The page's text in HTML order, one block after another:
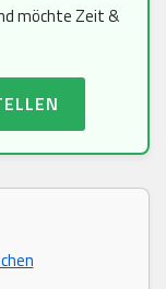
möchte Zeit &